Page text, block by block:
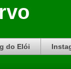
do Elói